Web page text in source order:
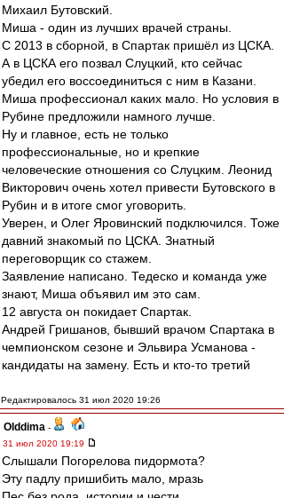
Михаил Бутовский.
Миша - один из лучших врачей страны.
С 2013 в сборной, в Спартак пришёл из ЦСКА.
А в ЦСКА его позвал Слуцкий, кто сейчас
убедил его воссоединиться с ним в Казани.
Миша профессионал каких мало. Но условия в
Рубине предложили намного лучше.
Ну и главное, есть не только
профессиональные, но и крепкие
человеческие отношения со Слуцким. Леонид
Викторович очень хотел привести Бутовского в
Рубин и в итоге смог уговорить.
Уверен, и Олег Яровинский подключился. Тоже
давний знакомый по ЦСКА. Знатный
переговорщик со стажем.
Заявление написано. Тедеско и команда уже
знают, Миша объявил им это сам.
12 августа он покидает Спартак.
Андрей Гришанов, бывший врачом Спартака в
чемпионском сезоне и Эльвира Усманова -
кандидаты на замену. Есть и кто-то третий
Редактировалось 31 июл 2020 19:26
Olddima -
31 июл 2020 19:19
Слышали Погорелова пидормота?
Эту падлу пришибить мало, мразь